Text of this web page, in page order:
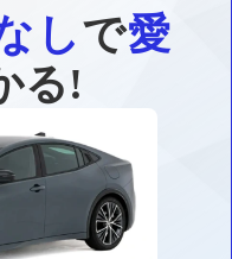
しで愛
る!